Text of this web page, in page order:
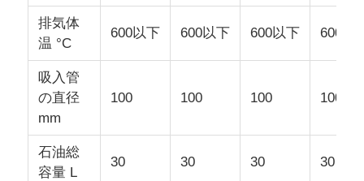
排気体
温 °C
600以下 600以下 600以下 600以
吸入管
の直径
mm
100 100 100 100
石油総
容量 L
30 30 30 30